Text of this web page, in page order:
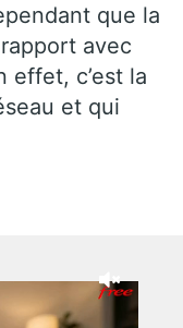
que la
avec
effet, c’est la
et qui